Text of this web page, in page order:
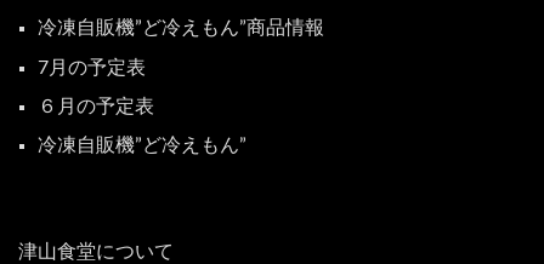
冷凍自販機”ど冷えもん”商品情報
7月の予定表
６月の予定表
冷凍自販機”ど冷えもん”
津山食堂について